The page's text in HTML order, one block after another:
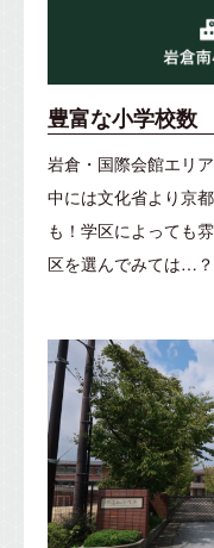
豊富な小学校数
岩倉・国際会館エリ
中には文化省より京
も！ 学区によっても
区を選んでみては…？